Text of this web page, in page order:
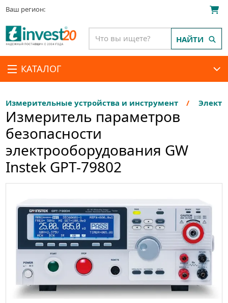
Ваш регион:
КАТАЛОГ
НАЙТИ
Измерительные устройства и инструмент
Измеритель параметров
безопасности
электрооборудования GW
Instek GPT-79802